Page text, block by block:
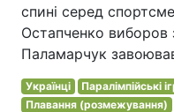
спині серед
Остапченко виборов
Паламарчук
Українці Паралімпійські
Плавання (розмежування)